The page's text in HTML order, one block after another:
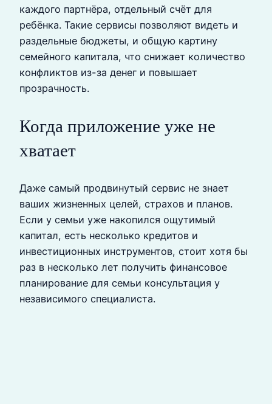
каждого партнёра, отдельный счёт для
ребёнка. Такие сервисы позволяют видеть и
раздельные бюджеты, и общую картину
семейного капитала, что снижает количество
конфликтов из-за денег и повышает
прозрачность.
Когда приложение уже не
хватает
Даже самый продвинутый сервис не знает
ваших жизненных целей, страхов и планов.
Если у семьи уже накопился ощутимый
капитал, есть несколько кредитов и
инвестиционных инструментов, стоит хотя бы
раз в несколько лет получить финансовое
планирование для семьи консультация у
независимого специалиста.